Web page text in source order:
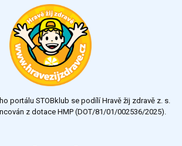
Všechny ankety
portálu STOBklub se podílí Hravě žij zdravě z. s.
z dotace HMP (DOT/81/01/002536/2025).